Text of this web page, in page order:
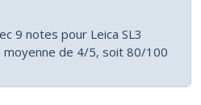
9 notes pour Leica SL3
de 4/5, soit 80/100